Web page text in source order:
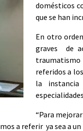
domésticos
que se han
En otro
graves de
referidos a
la instancia
“Para
a referir ya sea a